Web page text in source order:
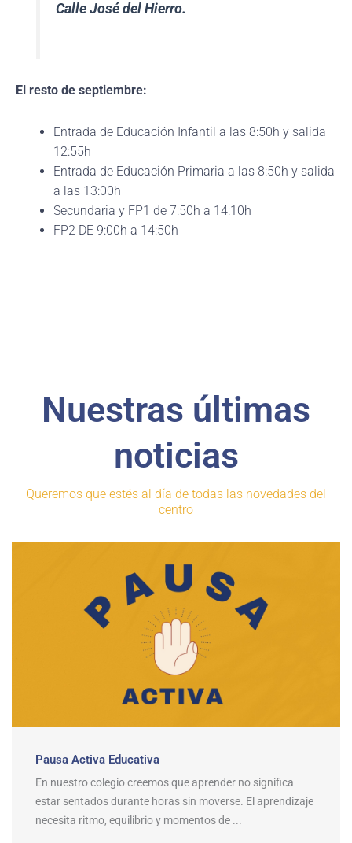
Calle José del Hierro.
El resto de septiembre:
Entrada de Educación Infantil a las 8:50h y salida
12:55h
Entrada de Educación Primaria a las 8:50h y salida
a las 13:00h
Secundaria y FP1 de 7:50h a 14:10h
FP2 DE 9:00h a 14:50h
Nuestras últimas
noticias
Queremos que estés al día de todas las novedades del
centro
Pausa Activa Educativa
En nuestro colegio creemos que aprender no significa
estar sentados durante horas sin moverse. El aprendizaje
necesita ritmo, equilibrio y momentos de ...